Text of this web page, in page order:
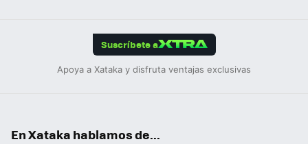
Suscríbete a
Apoya a Xataka y disfruta ventajas exclusivas
En Xataka hablamos de...